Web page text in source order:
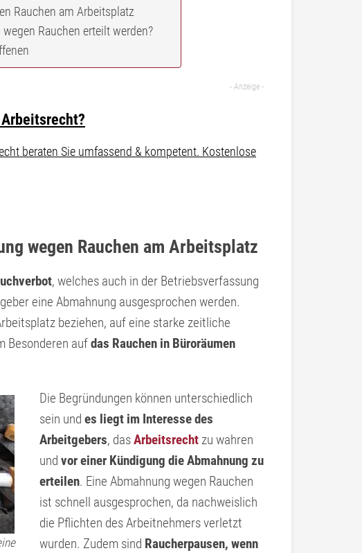
Rauchen am Arbeitsplatz
Rauchen erteilt werden?
beraten Sie umfassend & kompetent. Kostenlose
wegen Rauchen am Arbeitsplatz
, welches auch in der Betriebsverfassung
eine Abmahnung ausgesprochen werden.
beziehen, auf eine starke zeitliche
Besonderen aufdas Rauchen in Büroräumen
Die Begründungen können unterschiedlich
sein und es liegt im Interesse des
Arbeitgebers, dasArbeitsrechtzu wahren
und vor einer Kündigung die Abmahnung zu
erteilen. Eine Abmahnung wegen Rauchen
ist schnell ausgesprochen, da nachweislich
die Pflichten des Arbeitnehmers verletzt
wurden. Zudem sind Raucherpausen, wenn